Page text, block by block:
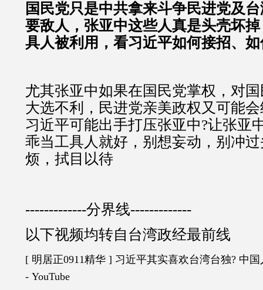
国民党只是中共拿来斗争民进党及
要敌人，张亚中这些人真是头壳坏
具人被利用，看习近平如何接招、
尤其张亚中如果在国民党掌权，对
大选不利，民进党亲美政权又可能
习近平可能出手打压张亚中?让张亚
乖当工具人就好，别想妄动，别冲
烦，拭目以待
-------------分界线-------------
以下视频均转自台湾政经最前线
[ 明居正0911精华 ] 习近平其实喜欢台湾台独? 中
- YouTube